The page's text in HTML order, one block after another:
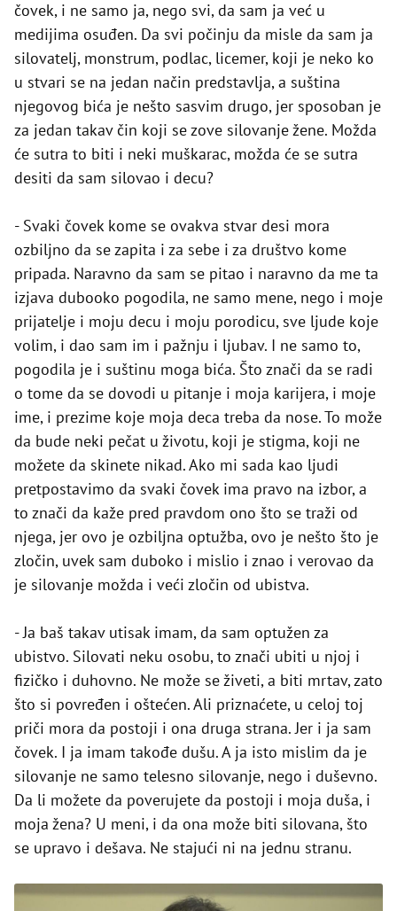
čovek, i ne samo ja, nego svi, da sam ja već u
medijima osuđen. Da svi počinju da misle da sam ja
silovatelj, monstrum, podlac, licemer, koji je neko ko
u stvari se na jedan način predstavlja, a suština
njegovog bića je nešto sasvim drugo, jer sposoban je
za jedan takav čin koji se zove silovanje žene. Možda
će sutra to biti i neki muškarac, možda će se sutra
desiti da sam silovao i decu?
- Svaki čovek kome se ovakva stvar desi mora
ozbiljno da se zapita i za sebe i za društvo kome
pripada. Naravno da sam se pitao i naravno da me ta
izjava dubooko pogodila, ne samo mene, nego i moje
prijatelje i moju decu i moju porodicu, sve ljude koje
volim, i dao sam im i pažnju i ljubav. I ne samo to,
pogodila je i suštinu moga bića. Što znači da se radi
o tome da se dovodi u pitanje i moja karijera, i moje
ime, i prezime koje moja deca treba da nose. To može
da bude neki pečat u životu, koji je stigma, koji ne
možete da skinete nikad. Ako mi sada kao ljudi
pretpostavimo da svaki čovek ima pravo na izbor, a
to znači da kaže pred pravdom ono što se traži od
njega, jer ovo je ozbiljna optužba, ovo je nešto što je
zločin, uvek sam duboko i mislio i znao i verovao da
je silovanje možda i veći zločin od ubistva.
- Ja baš takav utisak imam, da sam optužen za
ubistvo. Silovati neku osobu, to znači ubiti u njoj i
fizičko i duhovno. Ne može se živeti, a biti mrtav, zato
što si povređen i oštećen. Ali priznaćete, u celoj toj
priči mora da postoji i ona druga strana. Jer i ja sam
čovek. I ja imam takođe dušu. A ja isto mislim da je
silovanje ne samo telesno silovanje, nego i duševno.
Da li možete da poverujete da postoji i moja duša, i
moja žena? U meni, i da ona može biti silovana, što
se upravo i dešava. Ne stajući ni na jednu stranu.